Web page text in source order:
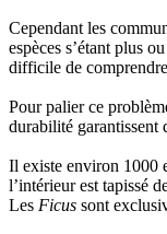
Cependant les
espèces s’étant plus
difficile de
Pour palier ce
durabilité garantissent
Il existe environ 1000
l’intérieur est tapissé
Les Ficus sont